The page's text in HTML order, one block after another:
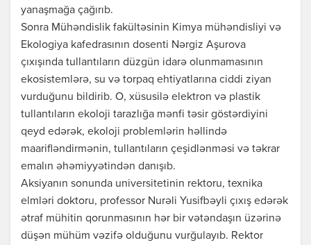
yanaşmağa çağırıb.
Sonra Mühəndislik fakültəsinin Kimya mühəndisliyi və
Ekologiya kafedrasının dosenti Nərgiz Aşurova
çıxışında tullantıların düzgün idarə olunmamasının
ekosistemlərə, su və torpaq ehtiyatlarına ciddi ziyan
vurduğunu bildirib. O, xüsusilə elektron və plastik
tullantıların ekoloji tarazlığa mənfi təsir göstərdiyini
qeyd edərək, ekoloji problemlərin həllində
maarifləndirmənin, tullantıların çeşidlənməsi və təkrar
emalın əhəmiyyətindən danışıb.
Aksiyanın sonunda universitetinin rektoru, texnika
elmləri doktoru, professor Nurəli Yusifbəyli çıxış edərək
ətraf mühitin qorunmasının hər bir vətəndaşın üzərinə
düşən mühüm vəzifə olduğunu vurğulayıb. Rektor